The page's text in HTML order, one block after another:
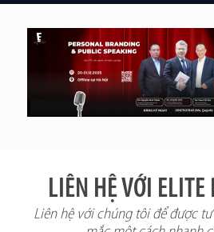
LIÊN HỆ VỚI ELITE
Liên hệ với chúng tôi để được